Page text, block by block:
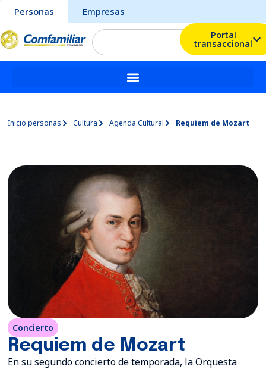
Personas
Empresas
Portal
transaccional
Inicio personas Cultura Agenda Cultural Requiem de Mozart
Concierto
Requiem de Mozart
En su segundo concierto de temporada, la Orquesta